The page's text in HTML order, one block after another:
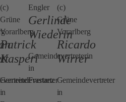
(c)
Grüne
Vorarlberg
Patrick
Kasperl
Gemeindevertreter
in
Engler
Gerlinde
Wiederin
Gemeindevertreterin
in
Frastanz
(c)
Grüne
Vorarlberg
Ricardo
Wirrer
Gemeindevertreter
in